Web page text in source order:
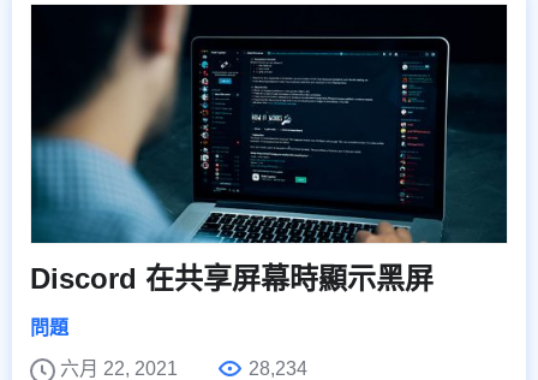
Discord 在共享屏幕時顯示黑屏
問題
六月 22, 2021
28,234